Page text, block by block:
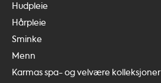
Hudpleie
Hårpleie
Sminke
Menn
Karmas spa- og velvære kolleksjoner